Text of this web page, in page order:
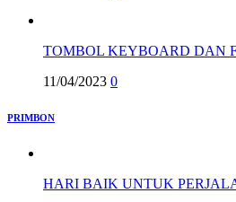
TOMBOL KEYBOARD DAN
11/04/2023 0
PRIMBON
HARI BAIK UNTUK